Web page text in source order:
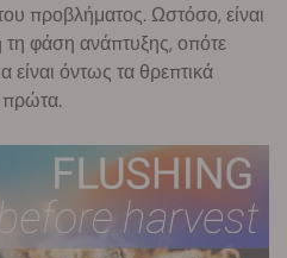
προβλήματος. Ωστόσο, είναι
τη φάση ανάπτυξης, οπότε
είναι όντως τα θρεπτικά
πρώτα.